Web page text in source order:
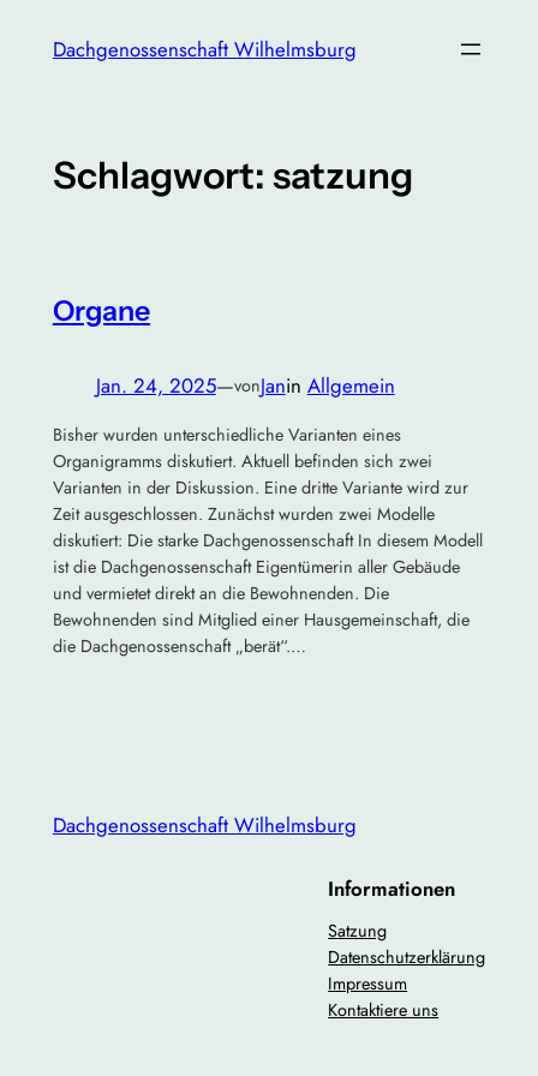
InhaltDachgenossenschaft Wilhelmsburg
Schlagwort: satzung
Organe
Jan. 24, 2025—vonJanin Allgemein
Bisher wurden unterschiedliche Varianten eines
Organigramms diskutiert. Aktuell befinden sich zwei
Varianten in der Diskussion. Eine dritte Variante wird zur
Zeit ausgeschlossen. Zunächst wurden zwei Modelle
diskutiert: Die starke Dachgenossenschaft In diesem Modell
ist die Dachgenossenschaft Eigentümerin aller Gebäude
und vermietet direkt an die Bewohnenden. Die
Bewohnenden sind Mitglied einer Hausgemeinschaft, die
die Dachgenossenschaft „berät“.…
Dachgenossenschaft Wilhelmsburg
Informationen
Satzung
Datenschutzerklärung
Impressum
Kontaktiere uns